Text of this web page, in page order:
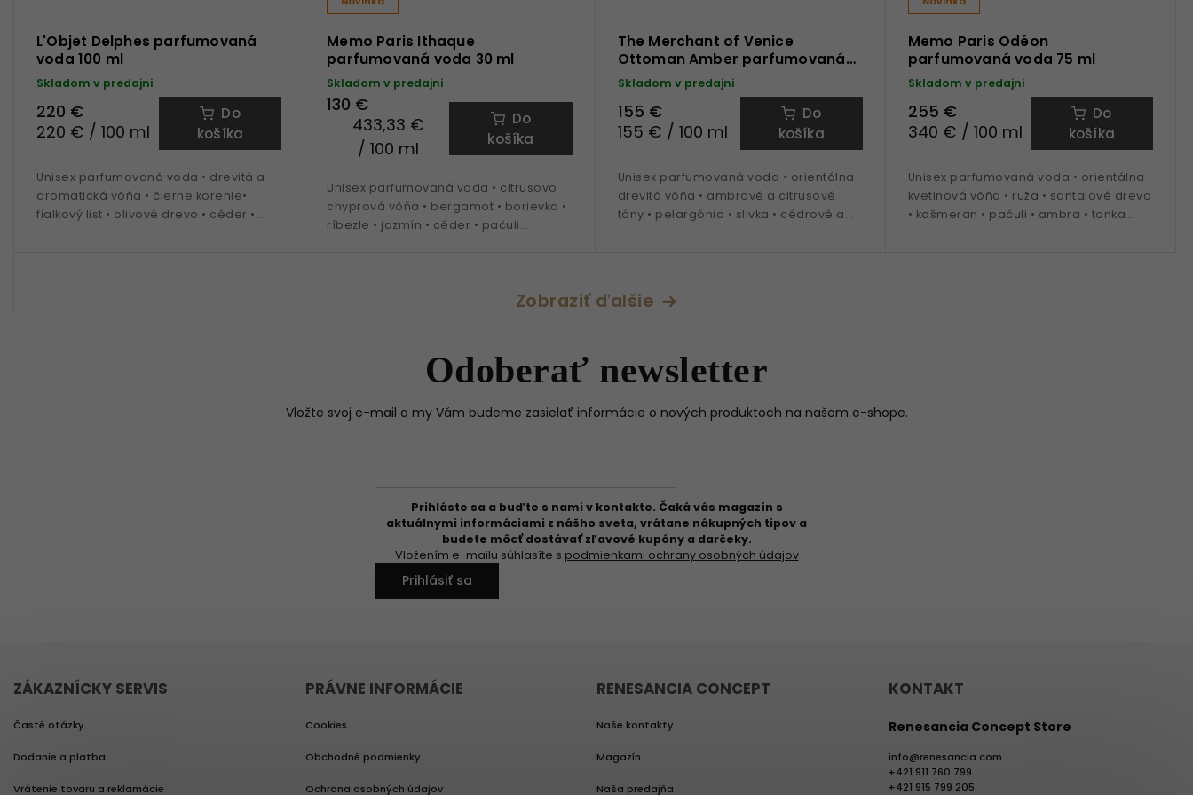
L'Objet Delphes parfumovaná
voda 100 ml
Skladom v predajni
220 €
220 € / 100 ml
Do
košíka
Unisex parfumovaná voda • drevitá a
aromatická vôňa • čierne korenie•
fialkový list • olivové drevo • céder •
Memo Paris Ithaque
parfumovaná voda 30 ml
Skladom v predajni
130 €
433,33 €
/ 100 ml
Do
košíka
Unisex parfumovaná voda • citrusovo
chyprová vôňa • bergamot • borievka •
ríbezle • jazmín • céder • pačuli
The Merchant of Venice
Ottoman Amber parfumovaná
voda 100 ml
Skladom v predajni
155 €
155 € / 100 ml
Do
košíka
Unisex parfumovaná voda • orientálna
drevitá vôňa • ambrové a citrusové
tóny • pelargónia • slivka • cédrové a
Memo Paris Odéon
parfumovaná voda 75 ml
Skladom v predajni
255 €
340 € / 100 ml
Do
košíka
Unisex parfumovaná voda • orientálna
kvetinová vôňa • ruža • santalové drevo
• kašmeran • pačuli • ambra • tonka
Zobraziť ďalšie
Odoberať newsletter
Vložte svoj e-mail a my Vám budeme zasielať informácie o nových produktoch na našom e-shope.
Prihláste sa a buďte s nami v kontakte. Čaká vás magazín s
aktuálnymi informáciami z nášho sveta, vrátane nákupných tipov a
budete môcť dostávať zľavové kupóny a darčeky.
Vložením e-mailu súhlasíte s podmienkami ochrany osobných údajov
Prihlásiť sa
ZÁKAZNÍCKY SERVIS
Časté otázky
Dodanie a platba
Vrátenie tovaru a reklamácie
PRÁVNE INFORMÁCIE
Cookies
Obchodné podmienky
Ochrana osobných údajov
RENESANCIA CONCEPT
Naše kontakty
Magazín
Naša predajňa
KONTAKT
Renesancia Concept Store
info@renesancia.com
+421 911 760 799
+421 915 799 205